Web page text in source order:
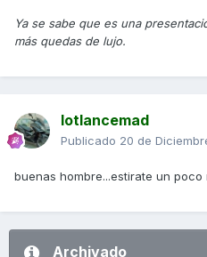
Ya se sabe que es una
más quedas de lujo.
lotlancemad
Publicado 20 de
buenas hombre...estirate un poco
Archivado